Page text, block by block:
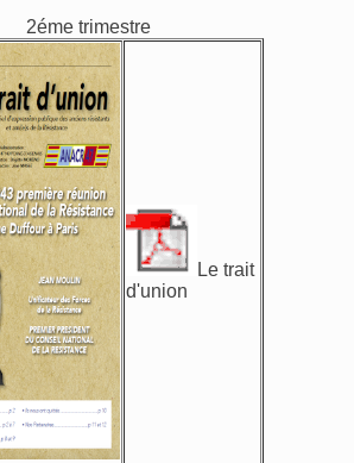
2éme trimestre
Le trait
d'union